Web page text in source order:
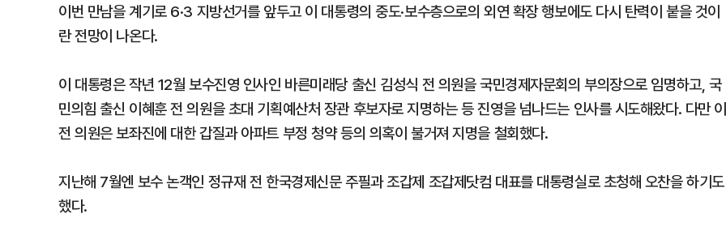
이번 만남을 계기로 6·3 지방선거를 앞두고 이 대통령의 중도·보수층으로의 외연 확장 행보에도 다시 탄력이 붙을 것이
란 전망이 나온다.
이 대통령은 작년 12월 보수진영 인사인 바른미래당 출신 김성식 전 의원을 국민경제자문회의 부의장으로 임명하고, 국
민의힘 출신 이혜훈 전 의원을 초대 기획예산처 장관 후보자로 지명하는 등 진영을 넘나드는 인사를 시도해왔다. 다만
전 의원은 보좌진에 대한 갑질과 아파트 부정 청약 등의 의혹이 불거져 지명을 철회했다.
지난해 7월엔 보수 논객인 정규재 전 한국경제신문 주필과 조갑제 조갑제닷컴 대표를 대통령실로 초청해 오찬을 하기도
했다.